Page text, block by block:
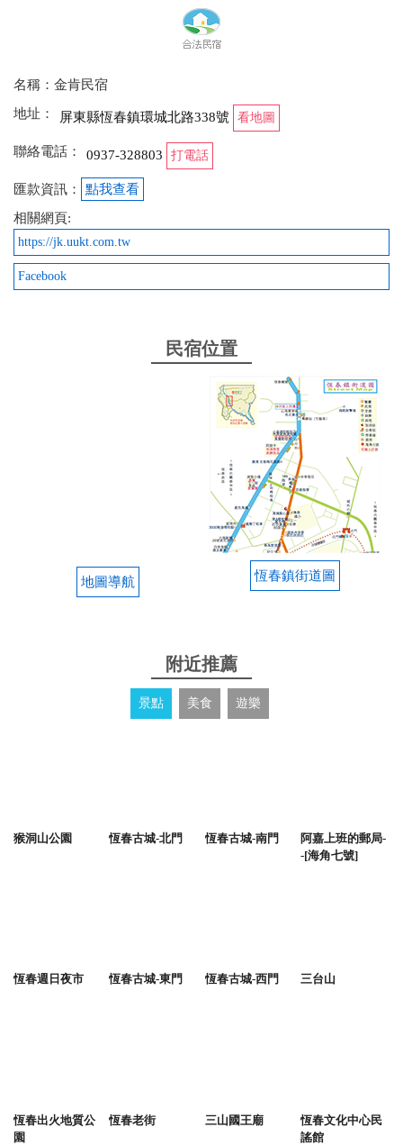
名稱：金肯民宿
地址：
屏東縣恆春鎮環城北路338號 看地圖
聯絡電話： 0937-328803 打電話
匯款資訊：
點我查看
相關網頁:
https://jk.uukt.com.tw
Facebook
民宿位置
地圖導航 恆春鎮街道圖
附近推薦
景點 美食 遊樂
猴洞山公園 恆春古城-北門 恆春古城-南門
阿嘉上班的郵局-
-[海角七號]
恆春週日夜市 恆春古城-東門 恆春古城-西門 三台山
恆春出火地質公
園
恆春老街 三山國王廟
恆春文化中心民
謠館